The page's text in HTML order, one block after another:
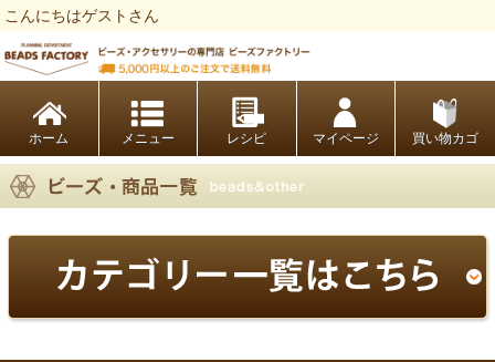
こんにちはゲストさん
ホーム レシピ マイページ 買い物カゴ